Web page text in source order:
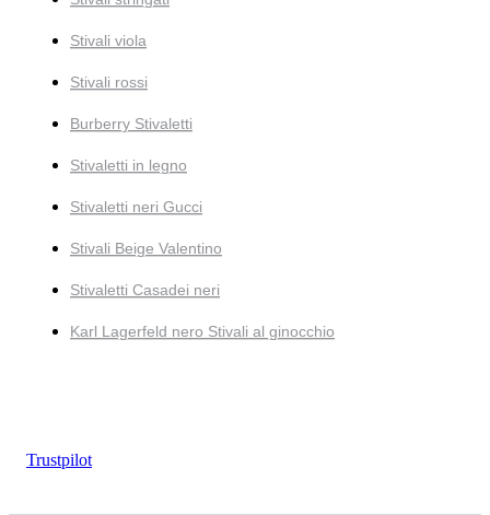
Stivali viola
Stivali rossi
Burberry Stivaletti
Stivaletti in legno
Stivaletti neri Gucci
Stivali Beige Valentino
Stivaletti Casadei neri
Karl Lagerfeld nero Stivali al ginocchio
Trustpilot